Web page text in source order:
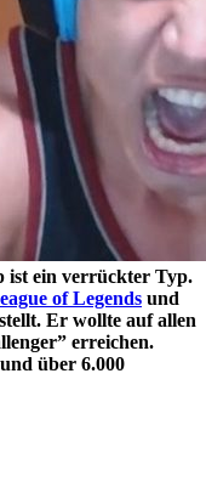
ist ein verrückter Typ.
of Legends und
Er wollte auf allen
erreichen.
über 6.000